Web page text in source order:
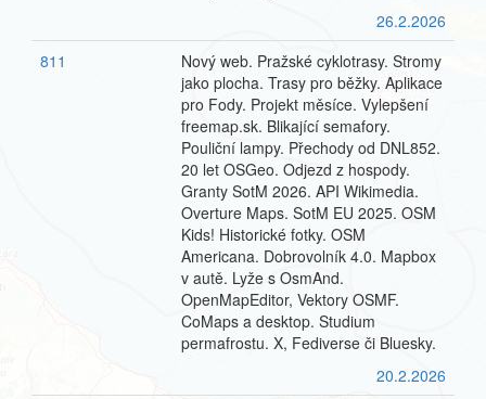
26.2.2026
811
Nový web. Pražské cyklotrasy. Stromy
jako plocha. Trasy pro běžky. Aplikace
pro Fody. Projekt měsíce. Vylepšení
freemap.sk. Blikající semafory.
Pouliční lampy. Přechody od DNL852.
20 let OSGeo. Odjezd z hospody.
Granty SotM 2026. API Wikimedia.
Overture Maps. SotM EU 2025. OSM
Kids! Historické fotky. OSM
Americana. Dobrovolník 4.0. Mapbox
v autě. Lyže s OsmAnd.
OpenMapEditor, Vektory OSMF.
CoMaps a desktop. Studium
permafrostu. X, Fediverse či Bluesky.
20.2.2026